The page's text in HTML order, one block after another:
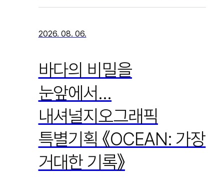
2026. 08. 06.
바다의 비밀을
눈앞에서…
내셔널지오그래픽
특별기획 《OCEAN: 가장
거대한 기록》